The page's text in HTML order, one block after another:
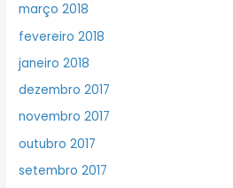
março 2018
fevereiro 2018
janeiro 2018
dezembro 2017
novembro 2017
outubro 2017
setembro 2017